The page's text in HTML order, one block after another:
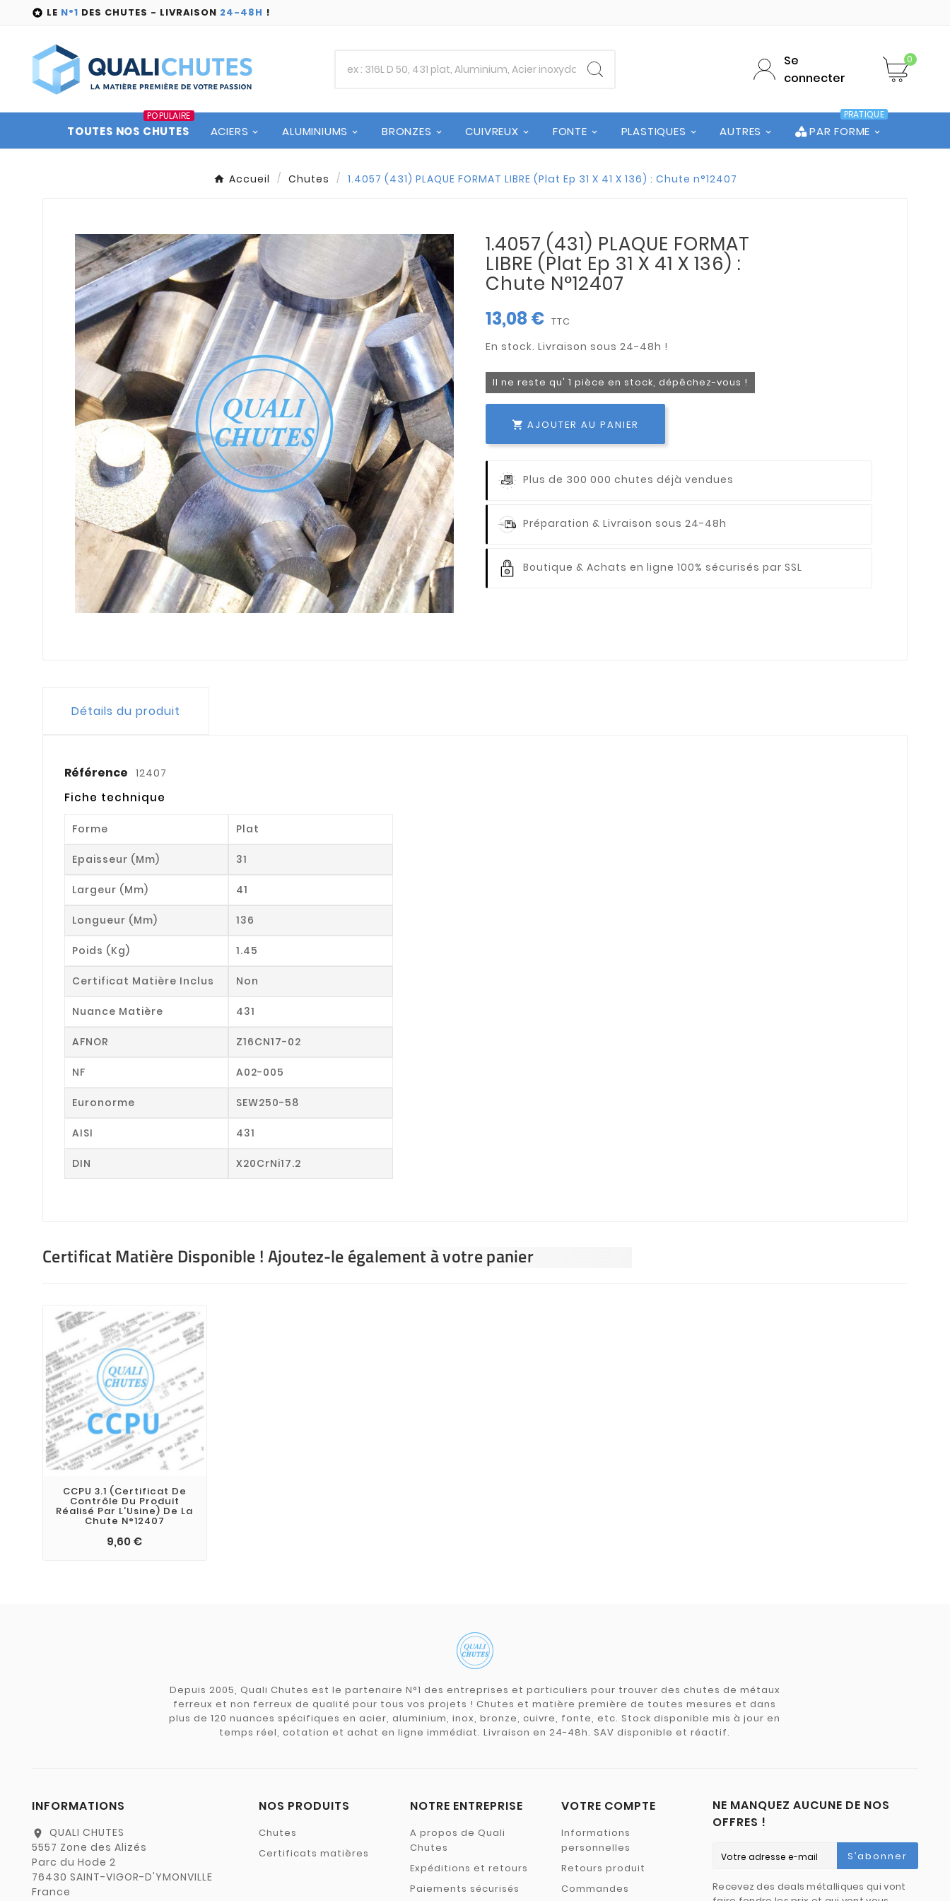
 LE N°1 DES CHUTES - LIVRAISON 24-48H !
Se
connecter
0
TOUTES NOS CHUTES
POPULAIRE
ACIERS ALUMINIUMS BRONZES CUIVREUX FONTE PLASTIQUES AUTRES PAR FORME
PRATIQUE
Accueil Chutes 1.4057 (431) PLAQUE FORMAT LIBRE (Plat Ep 31 X 41 X 136) : Chute n°12407
1.4057 (431) PLAQUE FORMAT
LIBRE (Plat Ep 31 X 41 X 136) :
Chute N°12407
13,08 € TTC
Il ne reste qu' 1 pièce en stock, dépêchez-vous !
 AJOUTER AU PANIER
Plus de 300 000 chutes déjà vendues
Préparation & Livraison sous 24-48h
Boutique & Achats en ligne 100% sécurisés par SSL
Détails du produit
Référence 12407
Fiche technique
Forme Plat
Epaisseur (mm) 31
Largeur (mm) 41
Longueur (mm) 136
Poids (kg) 1.45
Certificat Matière Inclus Non
Nuance Matière 431
AFNOR Z16CN17-02
NF A02-005
Euronorme SEW250-58
AISI 431
DIN X20CrNi17.2
Certificat Matière Disponible ! Ajoutez-le également à votre panier
CCPU 3.1 (Certificat De
Contrôle Du Produit
Réalisé Par L'Usine) De La
Chute N°12407
9,60 €
Depuis 2005, Quali Chutes est le partenaire N°1 des entreprises et particuliers pour trouver des chutes de métaux
ferreux et non ferreux de qualité pour tous vos projets ! Chutes et matière première de toutes mesures et dans
plus de 120 nuances spécifiques en acier, aluminium, inox, bronze, cuivre, fonte, etc. Stock disponible mis à jour en
temps réel, cotation et achat en ligne immédiat. Livraison en 24-48h. SAV disponible et réactif.
INFORMATIONS
location_on
QUALI CHUTES
5557 Zone des Alizés
Parc du Hode 2
76430 SAINT-VIGOR-D'YMONVILLE
France
NOS PRODUITS
Chutes
Certificats matières
NOTRE ENTREPRISE
A propos de Quali
Chutes
Expéditions et retours
Paiements sécurisés
VOTRE COMPTE
Informations
personnelles
Retours produit
Commandes
NE MANQUEZ AUCUNE DE NOS
OFFRES !
S’abonner
Recevez des deals métalliques qui vont